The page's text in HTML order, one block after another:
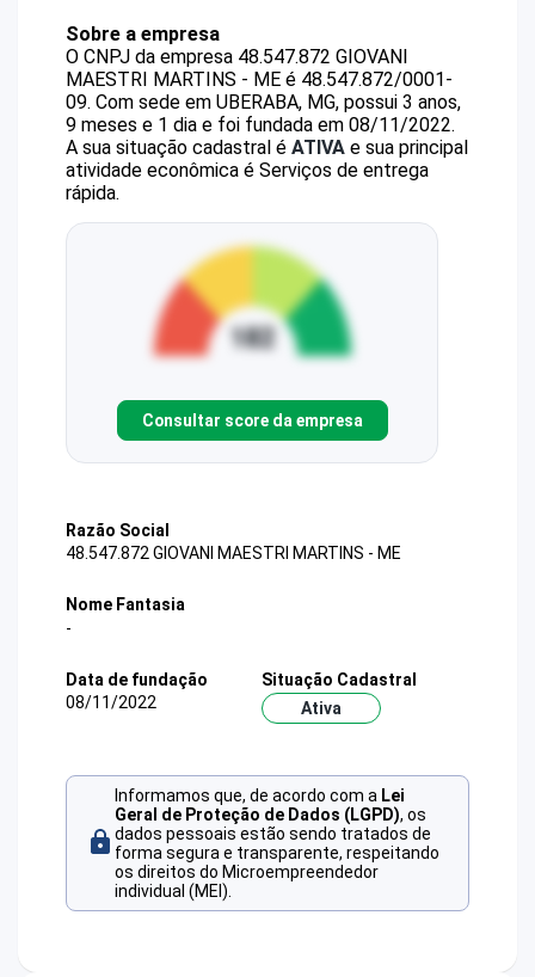
Sobre a empresa
O CNPJ da empresa 48.547.872 GIOVANI
MAESTRI MARTINS - ME é 48.547.872/0001-
09. Com sede em UBERABA, MG, possui 3 anos,
9 meses e 1 dia e foi fundada em 08/11/2022.
A sua situação cadastral é ATIVA e sua principal
atividade econômica é Serviços de entrega
rápida.
Consultar score da empresa
Razão Social
48.547.872 GIOVANI MAESTRI MARTINS - ME
Nome Fantasia
-
Data de fundação
08/11/2022
Situação Cadastral
Ativa
Informamos que, de acordo com a Lei
Geral de Proteção de Dados (LGPD), os
dados pessoais estão sendo tratados de
forma segura e transparente, respeitando
os direitos do Microempreendedor
individual (MEI).